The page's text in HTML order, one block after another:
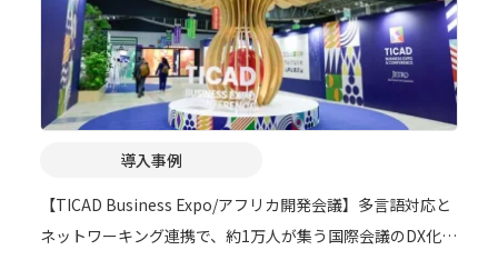
導入事例
【TICAD Business Expo/アフリカ開発会議】多言語対応と
ネットワーキング連携で、約1万人が集う国際会議のDX化を